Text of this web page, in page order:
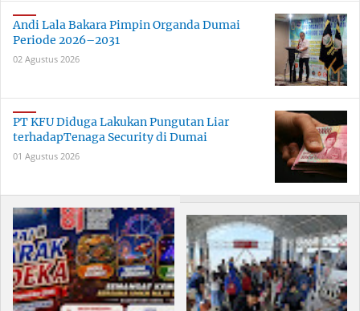
Andi Lala Bakara Pimpin Organda Dumai
Periode 2026–2031
02 Agustus 2026
PT KFU Diduga Lakukan Pungutan Liar
terhadapTenaga Security di Dumai
01 Agustus 2026